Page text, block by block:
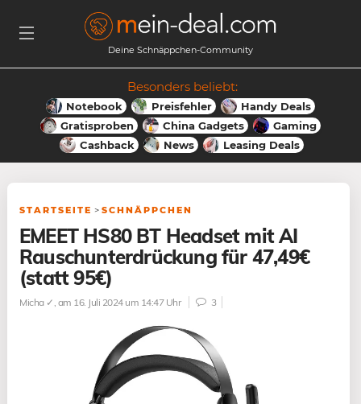
Deine Schnäppchen-Community
Besonders beliebt:
Notebook Preisfehler
Handy Deals
Gratisproben
China Gadgets
Gaming
Cashback
News Leasing Deals
STARTSEITE > SCHNÄPPCHEN
EMEET HS80 BT Headset mit AI
Rauschunterdrückung für 47,49€
(statt 95€)
Micha ✓ , am 16. Juli 2024 um 14:47 Uhr 3